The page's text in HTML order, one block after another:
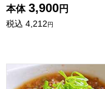
本体 3,900円
税込 4,212円
「平野寿将監修」国